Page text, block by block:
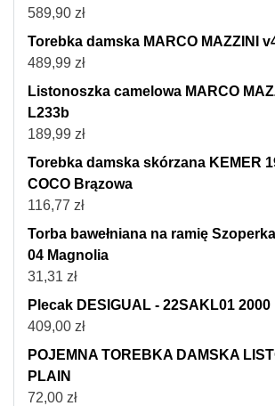
589,90 zł
Torebka damska MARCO MAZZINI
489,99 zł
Listonoszka camelowa MARCO
L233b
189,99 zł
Torebka damska skórzana KEMER
COCO Brązowa
116,77 zł
Torba bawełniana na ramię
04 Magnolia
31,31 zł
Plecak DESIGUAL - 22SAKL01 2000
409,00 zł
POJEMNA TOREBKA DAMSKA
PLAIN
72,00 zł